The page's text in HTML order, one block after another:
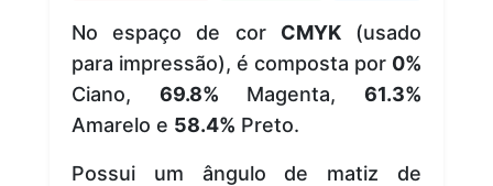
No espaço de cor CMYK(usado
para impressão), é composta por 0%
Ciano, 69.8% Magenta,61.3%
Amarelo e 58.4% Preto.
Possui um ângulo de matiz de